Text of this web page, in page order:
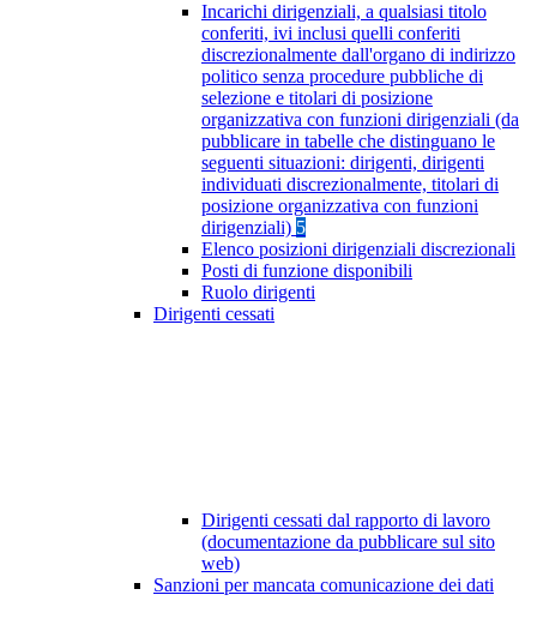
Incarichi dirigenziali, a qualsiasi titolo
conferiti, ivi inclusi quelli conferiti
discrezionalmente dall'organo di indirizzo
politico senza procedure pubbliche di
selezione e titolari di posizione
organizzativa con funzioni dirigenziali (da
pubblicare in tabelle che distinguano le
seguenti situazioni: dirigenti, dirigenti
individuati discrezionalmente, titolari di
posizione organizzativa con funzioni
dirigenziali) 5
Elenco posizioni dirigenziali discrezionali
Posti di funzione disponibili
Ruolo dirigenti
Dirigenti cessati
Dirigenti cessati dal rapporto di lavoro
(documentazione da pubblicare sul sito
web)
Sanzioni per mancata comunicazione dei dati